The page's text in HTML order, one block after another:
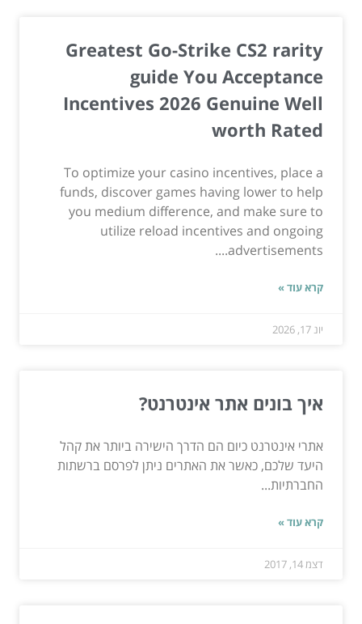
Greatest Go-Strike CS2 rarity
guide You Acceptance
Incentives 2026 Genuine Well
worth Rated
To optimize your casino incentives, place a
funds, discover games having lower to help
you medium difference, and make sure to
utilize reload incentives and ongoing
advertisements....
קרא עוד »
יונ 17, 2026
איך בונים אתר אינטרנט?
אתרי אינטרנט כיום הם הדרך הישירה ביותר את קהל
היעד שלכם, כאשר את האתרים ניתן לפרסם ברשתות
החברתיות...
קרא עוד »
דצמ 14, 2017